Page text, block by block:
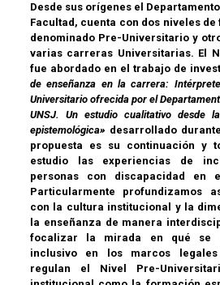
Desde sus orígenes el
Facultad, cuenta con dos niveles
denominado Pre-Universitario y
varias carreras Universitarias. El
fue abordado en el trabajo de
de enseñanza en la carrera:
Universitario ofrecida por el
UNSJ. Un estudio cualitativo desde
epistemológica» desarrollado
propuesta es su continuación y
estudio las experiencias de
personas con discapacidad en
Particularmente profundizamos
con la cultura institucional y la
la enseñanza de manera
focalizar la mirada en qué se
inclusivo en los marcos
regulan el Nivel Pre-